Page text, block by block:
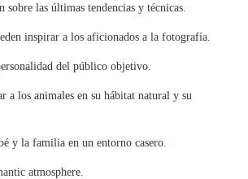
las últimas tendencias y técnicas.
inspirar a los aficionados a la fotografía.
del público objetivo.
a los animales en su hábitat natural y su
y la familia en un entorno casero.
atmosphere.